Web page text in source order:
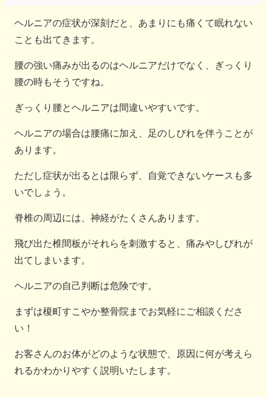
ヘルニアの症状が深刻だと、あまりにも痛くて眠れない
ことも出てきます。
腰の強い痛みが出るのはヘルニアだけでなく、ぎっくり
腰の時もそうですね。
ぎっくり腰とヘルニアは間違いやすいです。
ヘルニアの場合は腰痛に加え、足のしびれを伴うことが
あります。
ただし症状が出るとは限らず、自覚できないケースも多
いでしょう。
脊椎の周辺には、神経がたくさんあります。
飛び出た椎間板がそれらを刺激すると、痛みやしびれが
出てしまいます。
ヘルニアの自己判断は危険です。
まずは榎町すこやか整骨院までお気軽にご相談くださ
い！
お客さんのお体がどのような状態で、原因に何が考えら
れるかわかりやすく説明いたします。